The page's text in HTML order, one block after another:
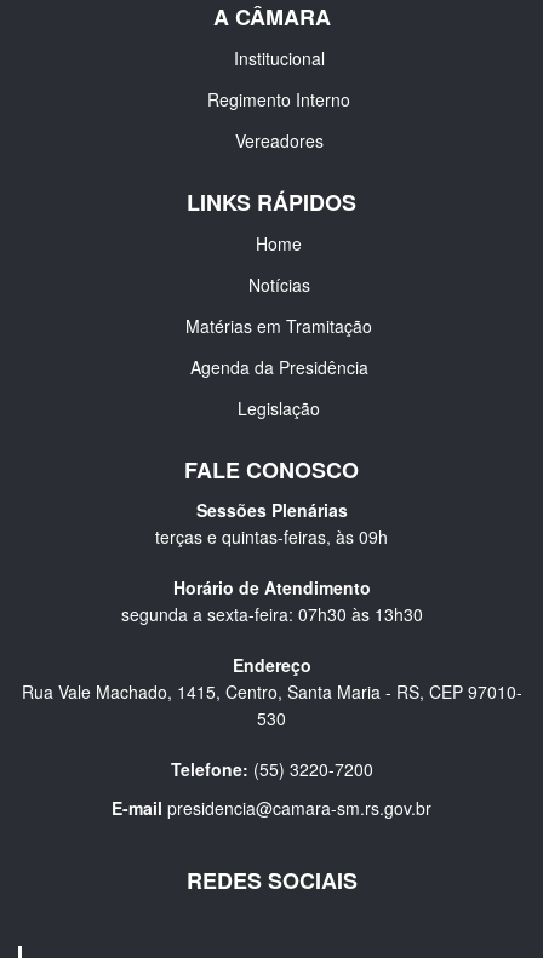
A CÂMARA
Institucional
Regimento Interno
Vereadores
LINKS RÁPIDOS
Home
Notícias
Matérias em Tramitação
Agenda da Presidência
Legislação
FALE CONOSCO
Sessões Plenárias
terças e quintas-feiras, às 09h
Horário de Atendimento
segunda a sexta-feira: 07h30 às 13h30
Endereço
Rua Vale Machado, 1415, Centro, Santa Maria - RS, CEP 97010-
530
Telefone: (55) 3220-7200
E-mail presidencia@camara-sm.rs.gov.br
REDES SOCIAIS